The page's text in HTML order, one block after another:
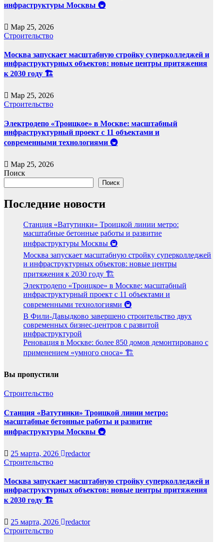
инфраструктуры Москвы 🚇
Мар 25, 2026
Строительство
Москва запускает масштабную стройку суперколледжей и
инфраструктурных объектов: новые центры притяжения
к 2030 году 🏗️
Мар 25, 2026
Строительство
Электродепо «Троицкое» в Москве: масштабный
инфраструктурный проект с 11 объектами и
современными технологиями 🚇
Мар 25, 2026
Поиск
Поиск
Последние новости
Станция «Ватутинки» Троицкой линии метро:
масштабные бетонные работы и развитие
инфраструктуры Москвы 🚇
Москва запускает масштабную стройку суперколледжей
и инфраструктурных объектов: новые центры
притяжения к 2030 году 🏗️
Электродепо «Троицкое» в Москве: масштабный
инфраструктурный проект с 11 объектами и
современными технологиями 🚇
В Фили-Давыдково завершено строительство двух
современных бизнес-центров с развитой
инфраструктурой
Реновация в Москве: более 850 домов демонтировано с
применением «умного сноса» 🏗️
Вы пропустили
Строительство
Станция «Ватутинки» Троицкой линии метро:
масштабные бетонные работы и развитие
инфраструктуры Москвы 🚇
25 марта, 2026
redactor
Строительство
Москва запускает масштабную стройку суперколледжей и
инфраструктурных объектов: новые центры притяжения
к 2030 году 🏗️
25 марта, 2026
redactor
Строительство